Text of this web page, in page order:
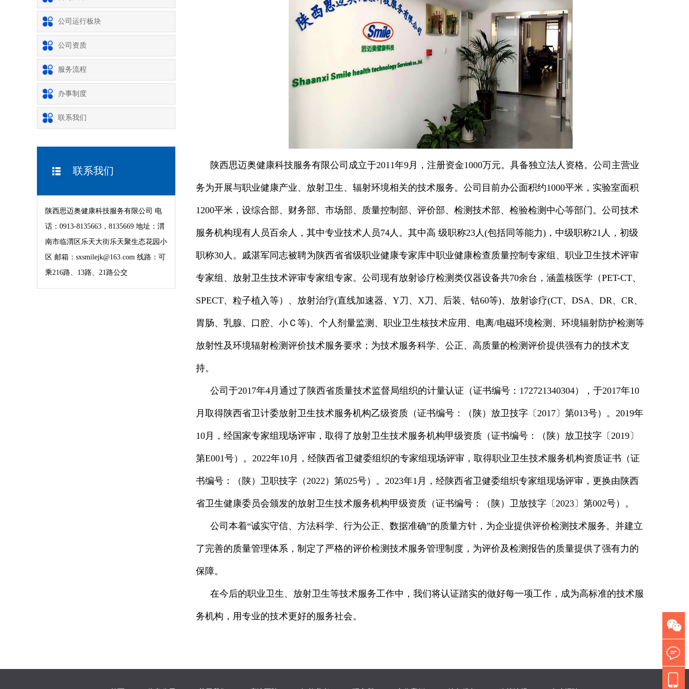
公司运行板块
公司资质
服务流程
办事制度
联系我们
联系我们
陕西思迈奥健康科技服务有限公司 电
话：0913-8135663，8135669 地址：渭
南市临渭区乐天大街乐天聚生态花园小
区 邮箱：sxsmilejk@163.com 线路：可
乘216路、13路、21路公交
陕西思迈奥健康科技服务有限公司成立于2011年9月，注册资金1000万元。具备独立法人资格。公司主营业
务为开展与职业健康产业、放射卫生、辐射环境相关的技术服务。公司目前办公面积约1000平米，实验室面积
1200平米，设综合部、财务部、市场部、质量控制部、评价部、检测技术部、检验检测中心等部门。公司技术
服务机构现有人员百余人，其中专业技术人员74人。其中高 级职称23人(包括同等能力)，中级职称21人，初级
职称30人。戚湛军同志被聘为陕西省省级职业健康专家库中职业健康检查质量控制专家组、职业卫生技术评审
专家组、放射卫生技术评审专家组专家。公司现有放射诊疗检测类仪器设备共70余台，涵盖核医学（PET-CT、
SPECT、粒子植入等）、放射治疗(直线加速器、Y刀、X刀、后装、钴60等)、放射诊疗(CT、DSA、DR、CR、
胃肠、乳腺、口腔、小Ｃ等)、个人剂量监测、职业卫生核技术应用、电离/电磁环境检测、环境辐射防护检测等
放射性及环境辐射检测评价技术服务要求；为技术服务科学、公正、高质量的检测评价提供强有力的技术支
持。
公司于2017年4月通过了陕西省质量技术监督局组织的计量认证（证书编号：172721340304），于2017年10
月取得陕西省卫计委放射卫生技术服务机构乙级资质（证书编号：（陕）放卫技字〔2017〕第013号）。2019年
10月，经国家专家组现场评审，取得了放射卫生技术服务机构甲级资质（证书编号：（陕）放卫技字〔2019〕
第E001号）。2022年10月，经陕西省卫健委组织的专家组现场评审，取得职业卫生技术服务机构资质证书（证
书编号：（陕）卫职技字（2022）第025号）。2023年1月，经陕西省卫健委组织专家组现场评审，更换由陕西
省卫生健康委员会颁发的放射卫生技术服务机构甲级资质（证书编号：（陕）卫放技字〔2023〕第002号）。
公司本着“诚实守信、方法科学、行为公正、数据准确”的质量方针，为企业提供评价检测技术服务。并建立
了完善的质量管理体系，制定了严格的评价检测技术服务管理制度，为评价及检测报告的质量提供了强有力的
保障。
在今后的职业卫生、放射卫生等技术服务工作中，我们将认证踏实的做好每一项工作，成为高标准的技术服
务机构，用专业的技术更好的服务社会。